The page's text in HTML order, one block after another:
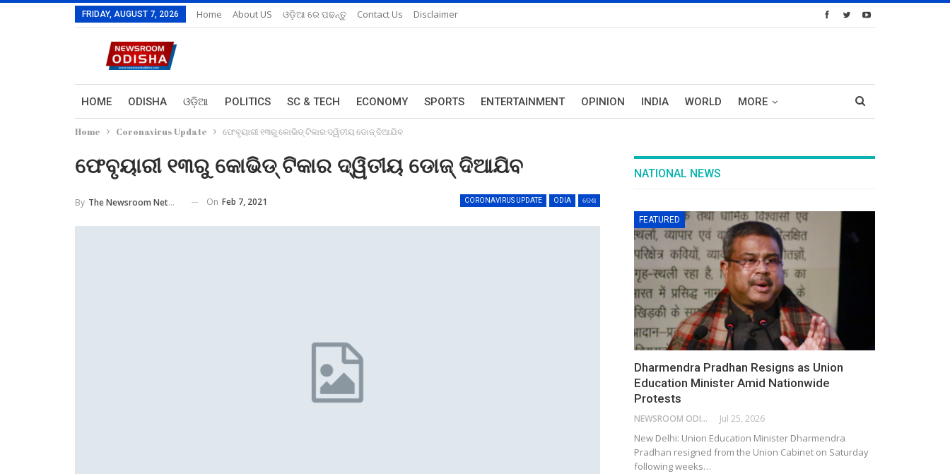
FRIDAY, AUGUST 7, 2026 Home About US ଓଡ଼ିଆ ରେ ପଢନ୍ତୁ Contact Us Disclaimer
HOME ODISHA ଓଡ଼ିଆ POLITICS SC & TECH ECONOMY SPORTS ENTERTAINMENT OPINION INDIA WORLD MORE
Home Coronavirus Update ଫେବୃୟାରୀ ୧୩ରୁ କୋଭିଡ୍ ଟିକାର ଦ୍ୱିତୀୟ ଡୋଜ୍ ଦିଆଯିବ
ଫେବୃୟାରୀ ୧୩ରୁ କୋଭିଡ୍ ଟିକାର ଦ୍ୱିତୀୟ ଡୋଜ୍ ଦିଆଯିବ
CORONAVIRUS UPDATE ODIA ଦେଶ
By The Newsroom Network On Feb 7, 2021
NATIONAL NEWS
FEATURED
Dharmendra Pradhan Resigns as Union
Education Minister Amid Nationwide
Protests
NEWSROOM ODISHA NETWORK Jul 25, 2026
New Delhi: Union Education Minister Dharmendra
Pradhan resigned from the Union Cabinet on Saturday
following weeks…